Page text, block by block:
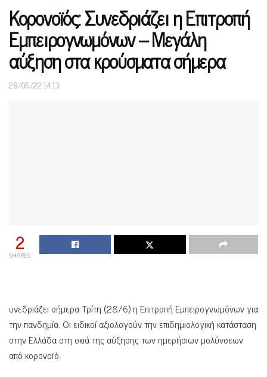
Κορονοϊός: Συνεδριάζει η Επιτροπή
Εμπειρογνωμόνων – Μεγάλη
αύξηση στα κρούσματα σήμερα
28/06/22 14:13
2
SHARES
υνεδριάζει σήμερα Τρίτη (28/6) η Επιτροπή Εμπειρογνωμόνων για
την πανδημία. Οι ειδικοί αξιολογούν την επιδημιολογική κατάσταση
στην Ελλάδα στη σκιά της αύξησης των ημερήσιων μολύνσεων
από κορονοϊό.